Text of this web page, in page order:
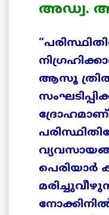
അഡ്വ.
ആസൂ
പെരിയാര്‍